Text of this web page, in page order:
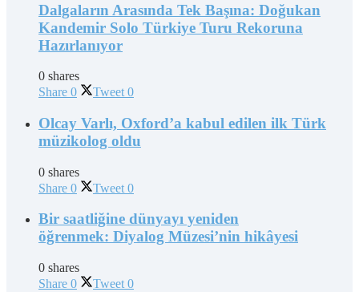
Dalgaların Arasında Tek Başına: Doğukan
Kandemir Solo Türkiye Turu Rekoruna
Hazırlanıyor
0 shares
Share 0 Tweet 0
Olcay Varlı, Oxford’a kabul edilen ilk Türk
müzikolog oldu
0 shares
Share 0 Tweet 0
Bir saatliğine dünyayı yeniden
öğrenmek: Diyalog Müzesi’nin hikâyesi
0 shares
Share 0 Tweet 0